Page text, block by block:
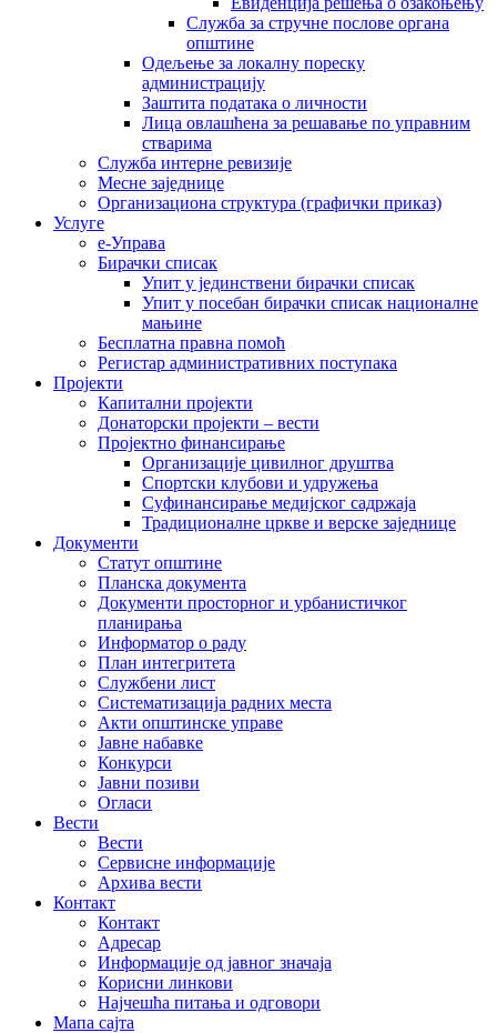
Служба за стручне послове органа
општине
Одељење за локалну пореску
администрацију
Заштита података о личности
Лица овлашћена за решавање по управним
стварима
Служба интерне ревизије
Месне заједнице
Организациона структура (графички приказ)
Услуге
е-Управа
Бирачки списак
Упит у јединствени бирачки списак
Упит у посебан бирачки списак националне
мањине
Бесплатна правна помоћ
Регистар административних поступака
Пројекти
Капитални пројекти
Донаторски пројекти – вести
Пројектно финансирање
Организације цивилног друштва
Спортски клубови и удружења
Суфинансирање медијског садржаја
Традиционалне цркве и верске заједнице
Документи
Статут општине
Планска документа
Документи просторног и урбанистичког
планирања
Информатор о раду
План интегритета
Службени лист
Систематизација радних места
Акти општинске управе
Јавне набавке
Конкурси
Јавни позиви
Огласи
Вести
Вести
Сервисне информације
Архива вести
Контакт
Контакт
Адресар
Информације од јавног значаја
Корисни линкови
Најчешћа питања и одговори
Мапа сајта